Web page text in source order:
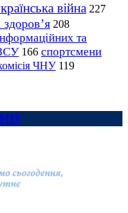
війна 227
208
та
166 спортсмени
ЧНУ 119